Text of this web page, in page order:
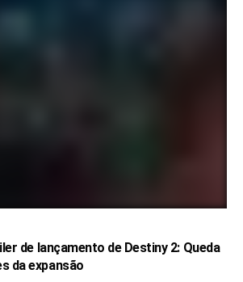
de lançamento de Destiny 2: Queda
da expansão